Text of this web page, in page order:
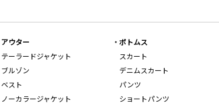
アウター
テーラードジャケット
ブルゾン
ベスト
ノーカラージャケット
ボトムス
スカート
デニムスカート
パンツ
ショートパンツ